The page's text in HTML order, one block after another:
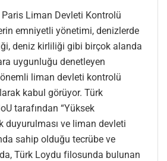
Paris Liman Devleti Kontrolü
emniyetli yönetimi, denizlerde
deniz kirliliği gibi birçok alanda
uygunluğu denetleyen
liman devleti kontrolü
kabul görüyor. Türk
tarafından “Yüksek
duyurulması ve liman devleti
sahip olduğu tecrübe ve
Türk Loydu filosunda bulunan